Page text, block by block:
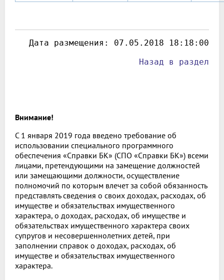
Дата размещения: 07.05.2018 18:18:00
Назад в раздел
Внимание!
С 1 января 2019 года введено требование об
использовании специального программного
обеспечения «Справки БК» (СПО «Справки БК») всеми
лицами, претендующими на замещение должностей
или замещающими должности, осуществление
полномочий по которым влечет за собой обязанность
представлять сведения о своих доходах, расходах, об
имуществе и обязательствах имущественного
характера, о доходах, расходах, об имуществе и
обязательствах имущественного характера своих
супругов и несовершеннолетних детей, при
заполнении справок о доходах, расходах, об
имуществе и обязательствах имущественного
характера.